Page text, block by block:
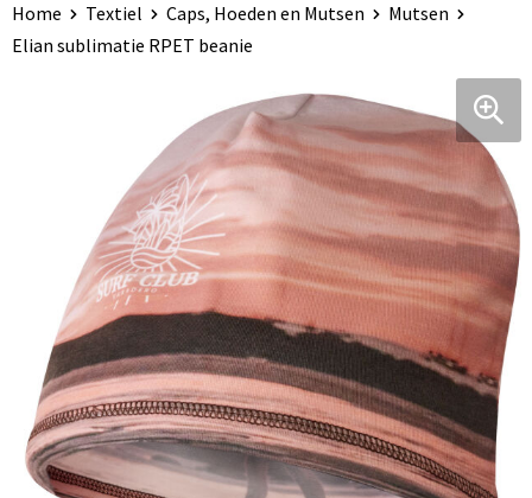
Home Textiel Caps, Hoeden en Mutsen
Mutsen
Elian sublimatie RPET beanie